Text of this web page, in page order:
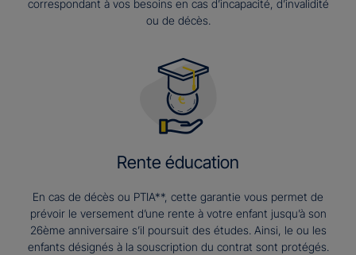
correspondant à vos besoins en cas d’incapacité, d’invalidité
ou de décès.
Rente éducation
En cas de décès ou PTIA**, cette garantie vous permet de
prévoir le versement d’une rente à votre enfant jusqu’à son
26ème anniversaire s’il poursuit des études. Ainsi, le ou les
enfants désignés à la souscription du contrat sont protégés.